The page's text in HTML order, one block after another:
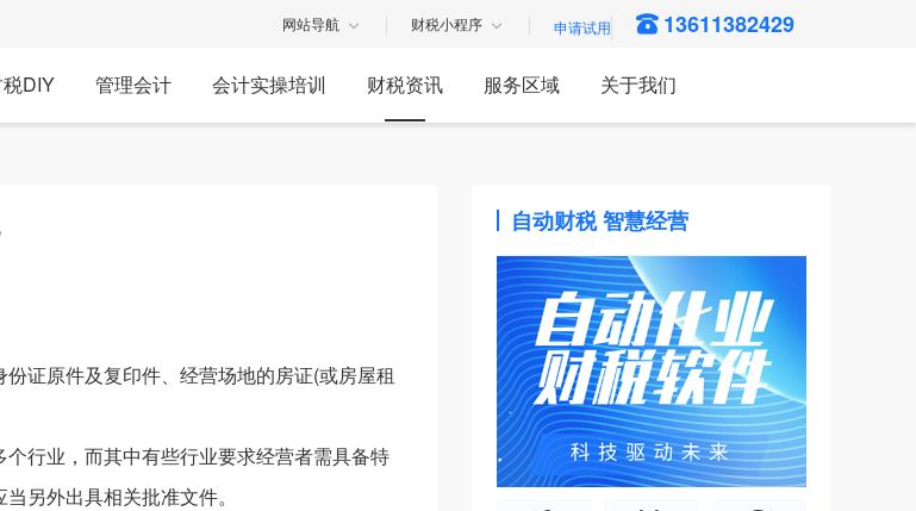
网站导航 财税小程序 13611382429
DIY 管理会计 会计实操培训 财税资讯 服务区域 关于我们
证原件及复印件、经营场地的房证(或房屋租
行业，而其中有些行业要求经营者需具备特
另外出具相关批准文件。
自动财税 智慧经营